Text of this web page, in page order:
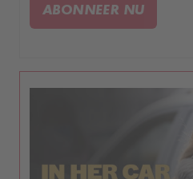
ABONNEER NU